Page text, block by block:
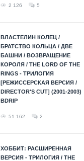
2 126 5
ВЛАСТЕЛИН КОЛЕЦ /
БРАТСТВО КОЛЬЦА / ДВЕ
БАШНИ / ВОЗВРАЩЕНИЕ
КОРОЛЯ / THE LORD OF THE
RINGS - ТРИЛОГИЯ
[РЕЖИССЕРСКАЯ ВЕРСИЯ /
DIRECTOR'S CUT] (2001-2003)
BDRIP
51 162 2
ХОББИТ: РАСШИРЕННАЯ
ВЕРСИЯ - ТРИЛОГИЯ / THE